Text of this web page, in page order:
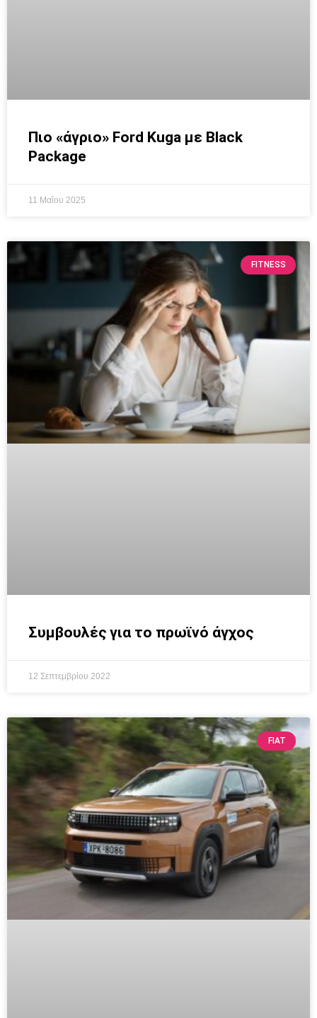
Πιο «άγριο» Ford Kuga με Black
Package
11 Μαΐου 2025
FITNESS
Συμβουλές για το πρωϊνό άγχος
12 Σεπτεμβρίου 2022
FIAT